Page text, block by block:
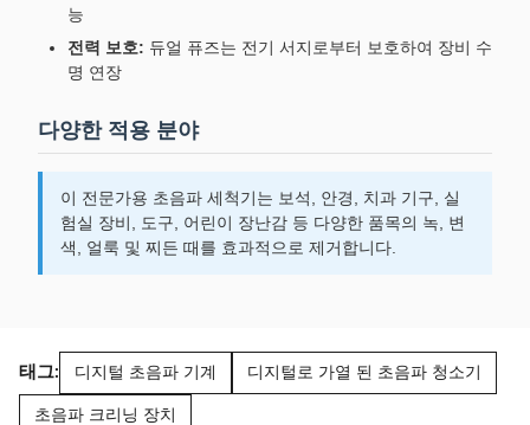
능
전력 보호: 듀얼 퓨즈는 전기 서지로부터 보호하여 장비 수
명 연장
다양한 적용 분야
이 전문가용 초음파 세척기는 보석, 안경, 치과 기구, 실
험실 장비, 도구, 어린이 장난감 등 다양한 품목의 녹, 변
색, 얼룩 및 찌든 때를 효과적으로 제거합니다.
태그: 디지털 초음파 기계 디지털로 가열 된 초음파 청소기
초음파 크리닝 장치